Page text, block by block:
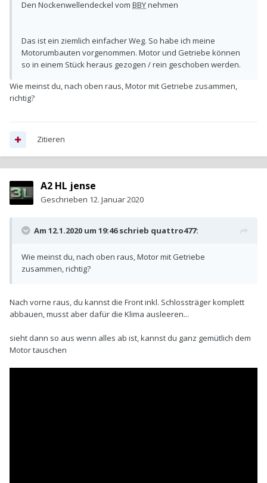
Den Nockenwellendeckel vom BBYnehmen
Das ist ein ziemlich einfacher Weg. So habe ich meine
Motorumbauten vorgenommen. Motor und Getriebe können
so in einem Stück heraus gezogen / rein geschoben werden.
Wie meinst du, nach oben raus, Motor mit Getriebe zusammen,
richtig?
Zitieren
A2 HL jense
Geschrieben 12. Januar 2020
Am 12.1.2020 um 19:46 schrieb quattro477:
Wie meinst du, nach oben raus, Motor mit Getriebe
zusammen, richtig?
Nach vorne raus, du kannst die Front inkl. Schlossträger komplett
abbauen, musst aber dafür die Klima ausleeren...
sieht dann so aus wenn alles ab ist, kannst du ganz gemütlich dem
Motor tauschen